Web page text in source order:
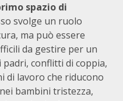
spazio di
svolge un ruolo
ma può essere
da gestire per un
conflitti di coppia,
di lavoro che riducono
bambini tristezza,